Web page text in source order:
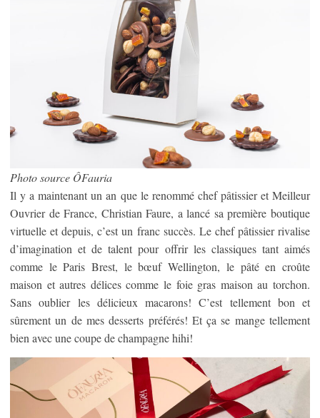
Photo source ÔFauria
Il y a maintenant un an que le renommé chef pâtissier et Meilleur
Ouvrier de France, Christian Faure, a lancé sa première boutique
virtuelle et depuis, c’est un franc succès. Le chef pâtissier rivalise
d’imagination et de talent pour offrir les classiques tant aimés
comme le Paris Brest, le bœuf Wellington, le pâté en croûte
maison et autres délices comme le foie gras maison au torchon.
Sans oublier les délicieux macarons! C’est tellement bon et
sûrement un de mes desserts préférés! Et ça se mange tellement
bien avec une coupe de champagne hihi!